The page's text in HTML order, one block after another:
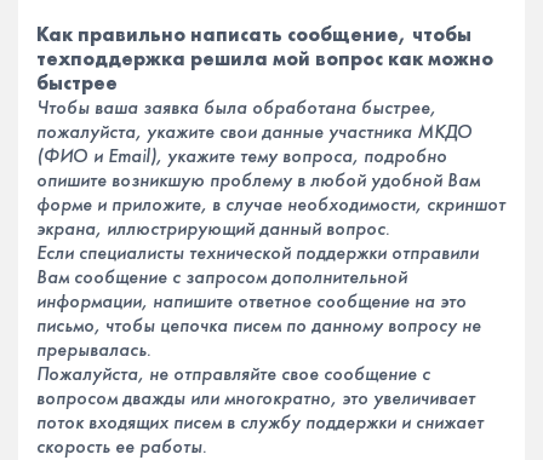
Как правильно написать сообщение, чтобы
техподдержка решила мой вопрос как можно
быстрее
Чтобы ваша заявка была обработана быстрее,
пожалуйста, укажите свои данные участника МКДО
(ФИО и Email), укажите тему вопроса, подробно
опишите возникшую проблему в любой удобной Вам
форме и приложите, в случае необходимости, скриншот
экрана, иллюстрирующий данный вопрос.
Если специалисты технической поддержки отправили
Вам сообщение с запросом дополнительной
информации, напишите ответное сообщение на это
письмо, чтобы цепочка писем по данному вопросу не
прерывалась.
Пожалуйста, не отправляйте свое сообщение с
вопросом дважды или многократно, это увеличивает
поток входящих писем в службу поддержки и снижает
скорость ее работы.